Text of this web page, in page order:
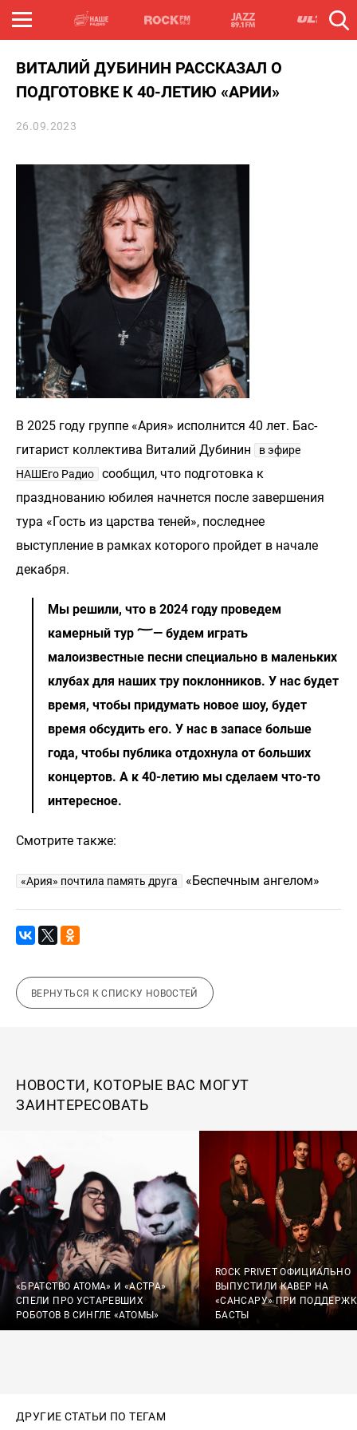
ВИТАЛИЙ ДУБИНИН РАССКАЗАЛ О
ПОДГОТОВКЕ К 40-ЛЕТИЮ «АРИИ»
26.09.2023
В 2025 году группе «Ария» исполнится 40 лет. Бас-
гитарист коллектива Виталий Дубинин
в эфире
НАШЕго Радио
сообщил, что подготовка к
празднованию юбилея начнется после завершения
тура «Гость из царства теней», последнее
выступление в рамках которого пройдет в начале
декабря.
Мы решили, что в 2024 году проведем
камерный тур ؅— будем играть
малоизвестные песни специально в маленьких
клубах для наших тру поклонников. У нас будет
время, чтобы придумать новое шоу, будет
время обсудить его. У нас в запасе больше
года, чтобы публика отдохнула от больших
концертов. А к 40-летию мы сделаем что-то
интересное.
Смотрите также:
«Ария» почтила память друга «Беспечным ангелом»
ВЕРНУТЬСЯ К СПИСКУ НОВОСТЕЙ
НОВОСТИ, КОТОРЫЕ ВАС МОГУТ
ЗАИНТЕРЕСОВАТЬ
«БРАТСТВО АТОМА» И «АСТРА»
СПЕЛИ ПРО УСТАРЕВШИХ
РОБОТОВ В СИНГЛЕ «АТОМЫ»
ROCK PRIVET ОФИЦИАЛЬНО
ВЫПУСТИЛИ КАВЕР НА
«САНСАРУ» ПРИ
БАСТЫ
ДРУГИЕ СТАТЬИ ПО ТЕГАМ